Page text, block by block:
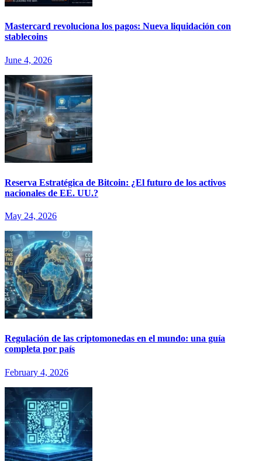
Mastercard revoluciona los pagos: Nueva liquidación con
stablecoins
June 4, 2026
Reserva Estratégica de Bitcoin: ¿El futuro de los activos
nacionales de EE. UU.?
May 24, 2026
Regulación de las criptomonedas en el mundo: una guía
completa por país
February 4, 2026